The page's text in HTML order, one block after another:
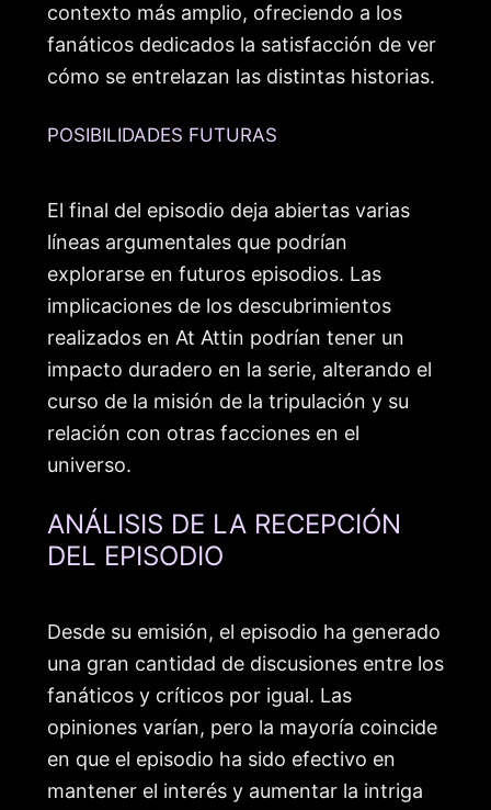
contexto más amplio, ofreciendo a los
fanáticos dedicados la satisfacción de ver
cómo se entrelazan las distintas historias.
POSIBILIDADES FUTURAS
El final del episodio deja abiertas varias
líneas argumentales que podrían
explorarse en futuros episodios. Las
implicaciones de los descubrimientos
realizados en At Attin podrían tener un
impacto duradero en la serie, alterando el
curso de la misión de la tripulación y su
relación con otras facciones en el
universo.
ANÁLISIS DE LA RECEPCIÓN
DEL EPISODIO
Desde su emisión, el episodio ha generado
una gran cantidad de discusiones entre los
fanáticos y críticos por igual. Las
opiniones varían, pero la mayoría coincide
en que el episodio ha sido efectivo en
mantener el interés y aumentar la intriga